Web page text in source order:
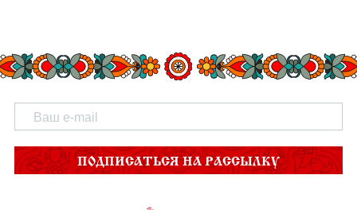
ПОДПИСАТЬСЯ НА РАССЫЛКУ